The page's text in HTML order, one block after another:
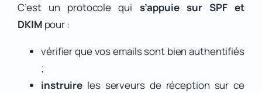
C’est un protocole qui s’appuie sur SPF et
DKIM pour :
vérifier que vos emails sont bien authentifiés
;
instruire les serveurs de réception sur ce